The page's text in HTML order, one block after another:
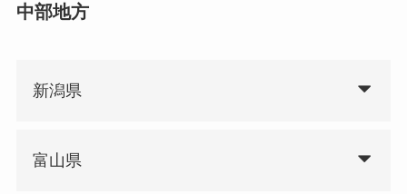
中部地方
新潟県
富山県